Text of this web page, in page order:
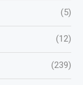
(5)
(12)
(239)